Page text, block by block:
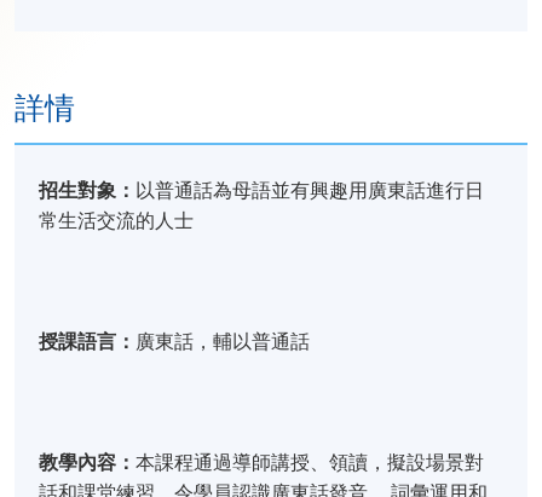
詳情
招生對象： 以普通話為母語並有興趣用廣東話進行日
常生活交流的人士
授課語言： 廣東話，輔以普通話
教學內容：本課程通過導師講授、領讀，擬設場景對
話和課堂練習，令學員認識廣東話發音、 詞彙運用和